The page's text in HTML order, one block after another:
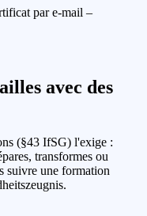
par e-mail –
avec des
(§43 IfSG) l'exige :
transformes ou
suivre une formation